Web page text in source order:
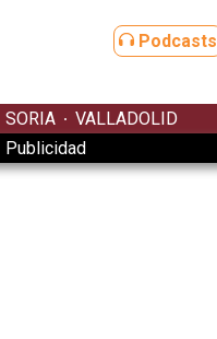
Podcasts
SORIA
VALLADOLID
Publicidad